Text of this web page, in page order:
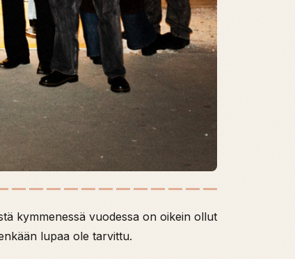
kymmenessä vuodessa on oikein ollut
lupaa ole tarvittu.